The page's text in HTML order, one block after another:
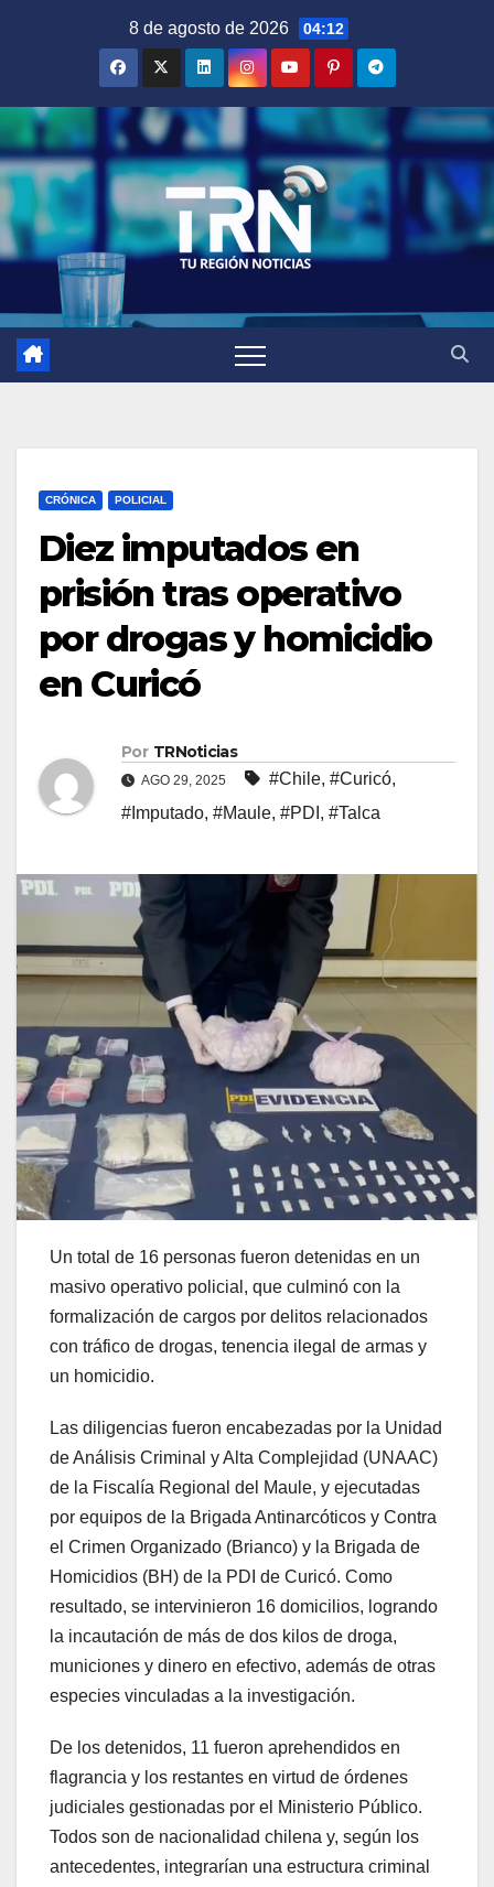
8 de agosto de 2026 04:12
CRÓNICA POLICIAL
Diez imputados en
prisión tras operativo
por drogas y homicidio
en Curicó
Por TRNoticias
AGO 29, 2025 #Chile, #Curicó,
#Imputado, #Maule, #PDI , #Talca
Un total de 16 personas fueron detenidas en un
masivo operativo policial, que culminó con la
formalización de cargos por delitos relacionados
con tráfico de drogas, tenencia ilegal de armas y
un homicidio.
Las diligencias fueron encabezadas por la Unidad
de Análisis Criminal y Alta Complejidad (UNAAC)
de la Fiscalía Regional del Maule, y ejecutadas
por equipos de la Brigada Antinarcóticos y Contra
el Crimen Organizado (Brianco) y la Brigada de
Homicidios (BH) de la PDI de Curicó. Como
resultado, se intervinieron 16 domicilios, logrando
la incautación de más de dos kilos de droga,
municiones y dinero en efectivo, además de otras
especies vinculadas a la investigación.
De los detenidos, 11 fueron aprehendidos en
flagrancia y los restantes en virtud de órdenes
judiciales gestionadas por el Ministerio Público.
Todos son de nacionalidad chilena y, según los
antecedentes, integrarían una estructura criminal